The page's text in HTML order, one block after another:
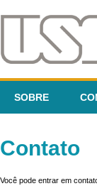
SOBRE
Contato
Você pode entrar em